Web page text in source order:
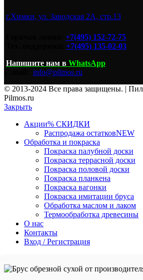
г.Химки, ул. Заводская 2А, стр.13
+7(495) 152-72-75
+7(495) 135-02-03
Напишите нам в WhatsApp
info@pilmos.ru
© 2013-2024 Все права защищены. |
Pilmos.ru
Закрыть
Акции% СКИДКИ
Распродажа остатковNEW
Обработка и покраска
Покраска палубной доски
Покраска террасной доски
Покраска половой доски
Покраска планкена
Покраска вагонки
Покраска имитации бруса
Обработка маслом и лаком
Термообработка древесины
О нас
Контакты
Вход / Регистрация